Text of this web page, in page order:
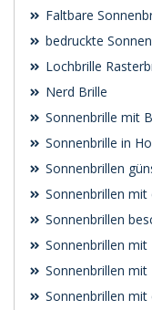
Faltbare
bedruckte
Lochbrille
Nerd Brille
Sonnenbrille mit
Sonnenbrille in
Sonnenbrillen
Sonnenbrillen
Sonnenbrillen
Sonnenbrillen
Sonnenbrillen mit
Sonnenbrillen